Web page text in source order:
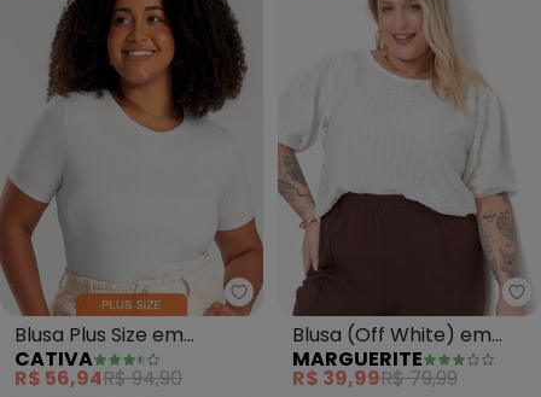
Cativa - Blusa Plus Size em
Blusa Plus Size em
Canelado (Branco)
CATIVA
R$ 56,94R$ 94,90
Blusa (Off White) em
Maha Texturizada
MARGUERITE
R$ 39,99R$ 79,99